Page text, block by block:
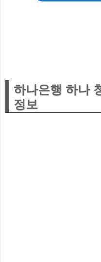
하나은행 하나
정보